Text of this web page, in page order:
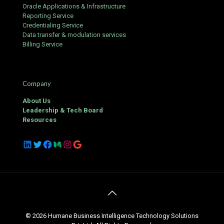
Oracle Applications & Infrastructure
Reporting Service
Credentialing Service
Data transfer & modulation services
Billing Service
Company
About Us
Leadership & Tech Board
Resources
LinkedIn
Twitter
Facebook
Medium
Instagram
Google
© 2026 Humane Business Intelligence Technology Solutions